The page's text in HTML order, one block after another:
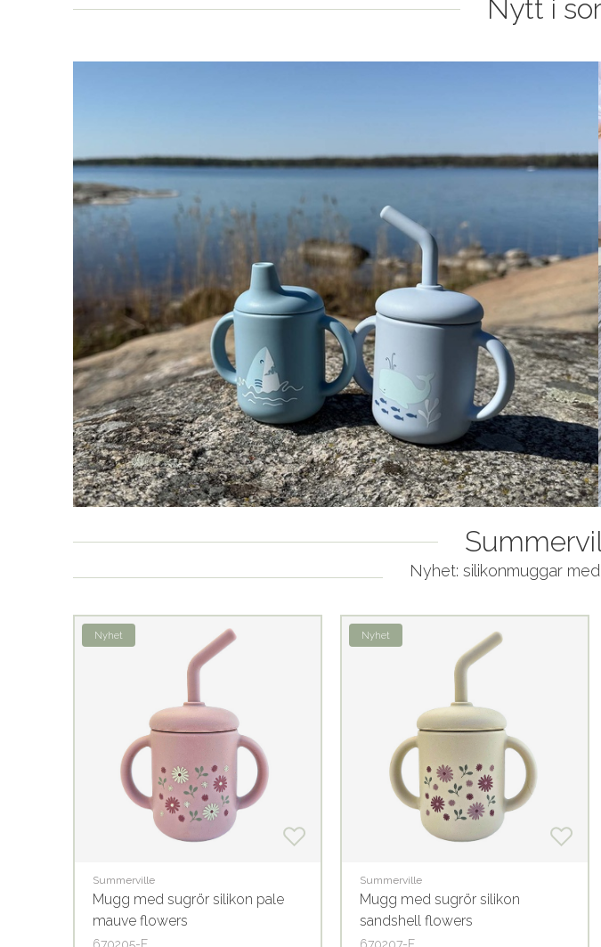
Nytt i
Nyhet: silikonmuggar
Nyhet
Summerville
Mugg med sugrör silikon pale
mauve flowers
Nyhet
Summerville
Mugg med sugrör silikon
sandshell flowers